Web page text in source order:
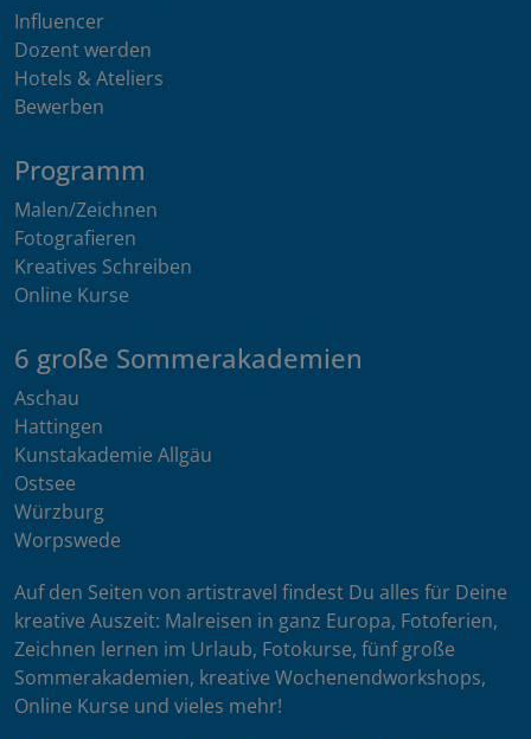
Influencer
Dozent werden
Hotels & Ateliers
Bewerben
Programm
Malen/Zeichnen
Fotografieren
Kreatives Schreiben
Online Kurse
6 große Sommerakademien
Aschau
Hattingen
Kunstakademie Allgäu
Ostsee
Würzburg
Worpswede
Auf den Seiten von artistravel findest Du alles für Deine
kreative Auszeit: Malreisen in ganz Europa, Fotoferien,
Zeichnen lernen im Urlaub, Fotokurse, fünf große
Sommerakademien, kreative Wochenendworkshops,
Online Kurse und vieles mehr!